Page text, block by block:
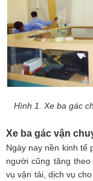
Hình 1. Xe ba gác
Xe ba gác vận
Ngày nay nền kinh tế
người cũng tăng
vụ vận tải, dịch vụ